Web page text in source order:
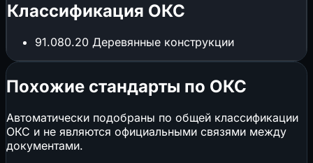
Классификация ОКС
91.080.20 Деревянные конструкции
Похожие стандарты по ОКС
Автоматически подобраны по общей классификации
ОКС и не являются официальными связями между
документами.